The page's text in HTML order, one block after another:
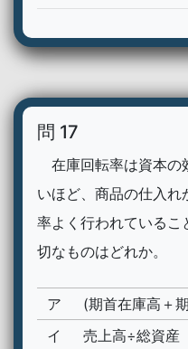
問 17
在庫回転率は資本の
いほど、商品の仕入
率よく行われているこ
切なものはどれか。
ア
(期首在庫高＋
イ
売上高÷総資産